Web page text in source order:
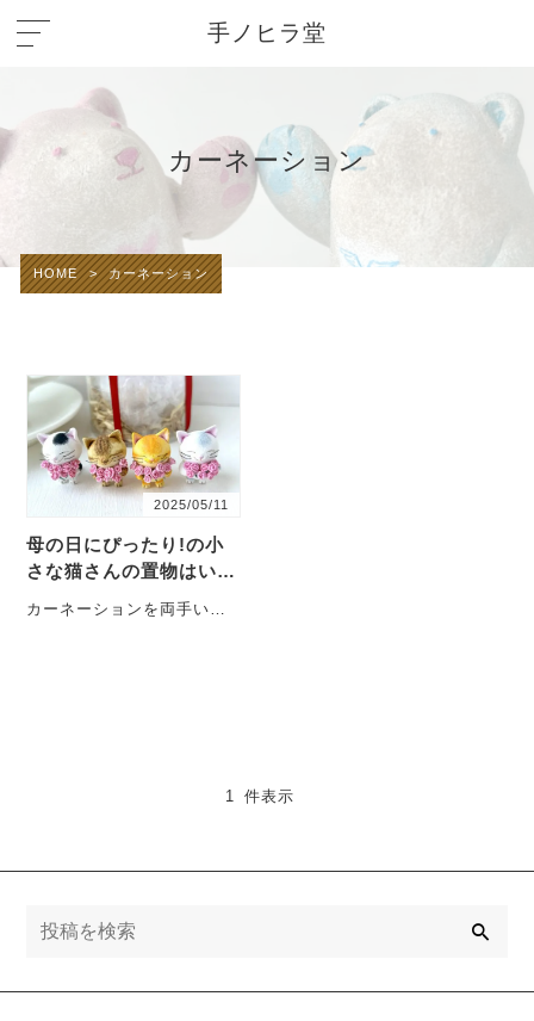
手ノヒラ堂
カーネーション
HOME > カーネーション
2025/05/11
母の日にぴったり!の小
さな猫さんの置物はいか
カーネーションを両手いっ
1 件表示